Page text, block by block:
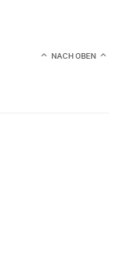
NACH OBEN